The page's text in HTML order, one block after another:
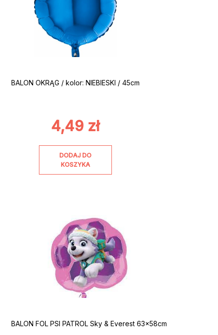
BALON OKRĄG / kolor: NIEBIESKI / 45cm
4,49 zł
DODAJ DO
KOSZYKA
BALON FOL PSI PATROL Sky & Everest 63x58cm